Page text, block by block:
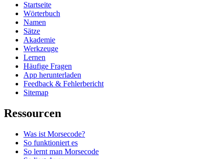
Startseite
Wörterbuch
Namen
Sätze
Akademie
Werkzeuge
Lernen
Häufige Fragen
App herunterladen
Feedback & Fehlerbericht
Sitemap
Ressourcen
Was ist Morsecode?
So funktioniert es
So lernt man Morsecode